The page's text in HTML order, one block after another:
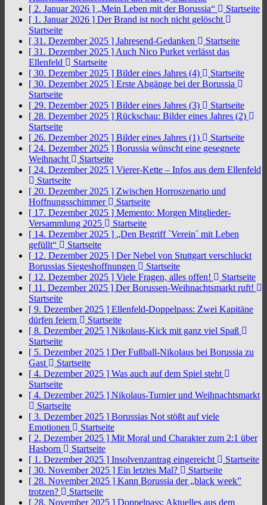
[ 2. Januar 2026 ] „Mein Leben mit der Borussia“
Startseite
[ 1. Januar 2026 ] Der Brand ist noch nicht gelöscht
Startseite
[ 31. Dezember 2025 ] Jahresend-Gedanken
Startseite
[ 31. Dezember 2025 ] Auch Nico Purket verlässt das
Ellenfeld
Startseite
[ 30. Dezember 2025 ] Bilder eines Jahres (4)
Startseite
[ 30. Dezember 2025 ] Erste Abgänge bei der Borussia
Startseite
[ 29. Dezember 2025 ] Bilder eines Jahres (3)
Startseite
[ 28. Dezember 2025 ] Rückschau: Bilder eines Jahres (2)
Startseite
[ 26. Dezember 2025 ] Bilder eines Jahres (1)
Startseite
[ 24. Dezember 2025 ] Borussia wünscht eine gesegnete
Weihnacht
Startseite
[ 24. Dezember 2025 ] Vierer-Kette – Infos aus dem Ellenfeld
Startseite
[ 20. Dezember 2025 ] Zwischen Horroszenario und
Hoffnungsschimmer
Startseite
[ 17. Dezember 2025 ] Memento: Morgen Mitglieder-
Versammlung 2025
Startseite
[ 14. Dezember 2025 ] „Den Begriff `Verein´ mit Leben
gefüllt“
Startseite
[ 12. Dezember 2025 ] Der Nebel von Stuttgart verschluckt
Borussias Siegeshoffnungen
Startseite
[ 12. Dezember 2025 ] Viele Fragen, alles offen!
Startseite
[ 11. Dezember 2025 ] Der Borussen-Weihnachtsmarkt ruft!
Startseite
[ 9. Dezember 2025 ] Ellenfeld-Doppelpass: Zwei Kapitäne
dürfen feiern
Startseite
[ 8. Dezember 2025 ] Nikolaus-Kick mit ganz viel Spaß
Startseite
[ 5. Dezember 2025 ] Der Fußball-Nikolaus bei Borussia zu
Gast
Startseite
[ 4. Dezember 2025 ] Was auch auf dem Spiel steht
Startseite
[ 4. Dezember 2025 ] Nikolaus-Turnier und Weihnachtsmarkt
Startseite
[ 3. Dezember 2025 ] Borussias Not stößt auf viele
Emotionen
Startseite
[ 2. Dezember 2025 ] Mit Moral und Charakter zum 2:1 über
Hasborn
Startseite
[ 1. Dezember 2025 ] Insolvenzantrag eingereicht
Startseite
[ 30. November 2025 ] Ein letztes Mal?
Startseite
[ 28. November 2025 ] Kann Borussia der „black week”
trotzen?
Startseite
[ 28. November 2025 ] Doppelpass: Aktuelles aus dem